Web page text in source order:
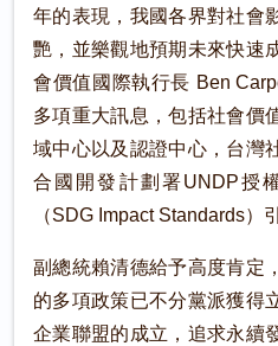
年的表現，我國各界對社會
艷，並樂觀地預期未來快速
會價值國際執行長 Ben
多項重大訊息，包括社會價
域中心以及認證中心，台灣
合國開發計劃署UNDP授
（SDG Impact Standards）
副總統賴清德給予高度肯定
的多項政策已不分黨派獲得
企業聯盟的成立，追求永續